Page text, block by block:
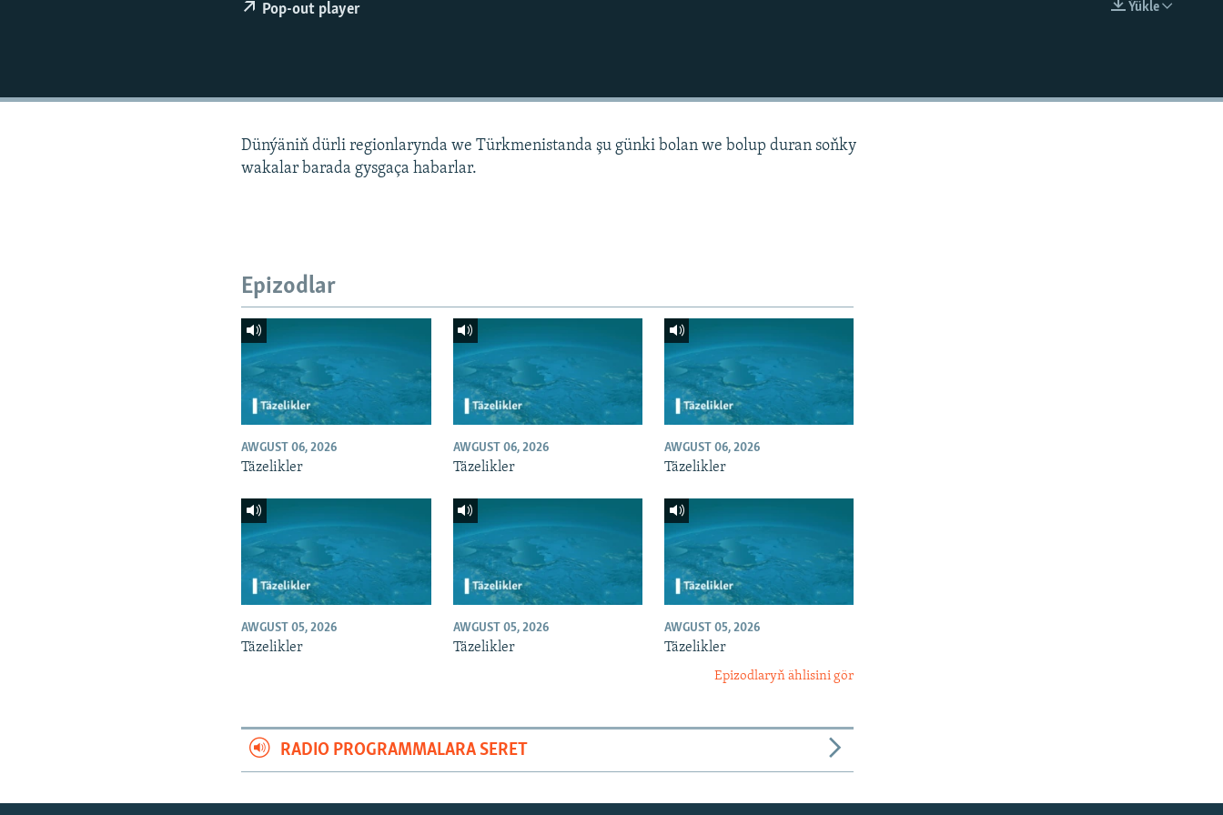
Ýükle
Pop-out player
Dünýäniň dürli regionlarynda we Türkmenistanda şu günki bolan we bolup duran soňky
wakalar barada gysgaça habarlar.
Epizodlar
AWGUST 06, 2026
Täzelikler
AWGUST 06, 2026
Täzelikler
AWGUST 06, 2026
Täzelikler
AWGUST 05, 2026
Täzelikler
AWGUST 05, 2026
Täzelikler
AWGUST 05, 2026
Täzelikler
Epizodlaryň ählisini gör
RADIO PROGRAMMALARA SERET